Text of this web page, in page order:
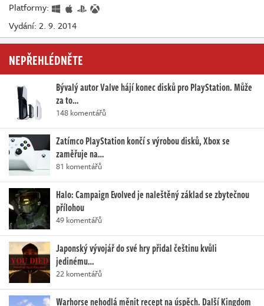
Platformy:
Vydání: 2. 9. 2014
NEPŘEHLÉDNĚTE
Bývalý autor Valve hájí konec disků pro PlayStation. Může
za to…
148 komentářů
Zatímco PlayStation končí s výrobou disků, Xbox se
zaměřuje na…
81 komentářů
Halo: Campaign Evolved je naleštěný základ se zbytečnou
přílohou
49 komentářů
Japonský vývojář do své hry přidal češtinu kvůli
jedinému…
22 komentářů
Warhorse nehodlá měnit recept na úspěch. Další Kingdom